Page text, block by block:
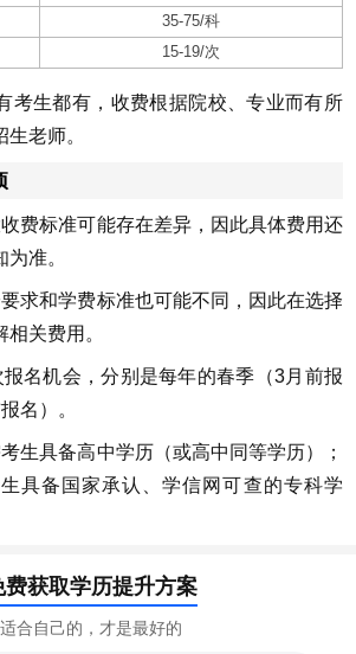
35-75/科
15-19/次
考生都有，收费根据院校、专业而有所
老师。
费标准可能存在差异，因此具体费用还
准。
求和学费标准也可能不同，因此在选择
关费用。
名机会，分别是每年的春季（3月前报
名）。
生具备高中学历（或高中同等学历）；
具备国家承认、学信网可查的专科学
费获取学历提升方案
适合自己的，才是最好的